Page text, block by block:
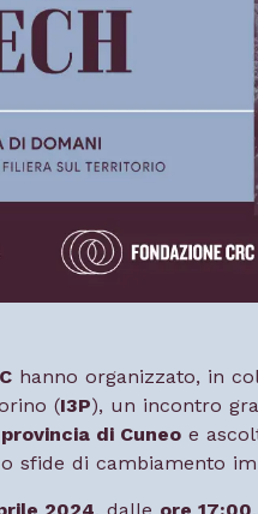
hanno organizzato, in
(I3P), un incontro
di Cuneoe
sfide di cambiamento